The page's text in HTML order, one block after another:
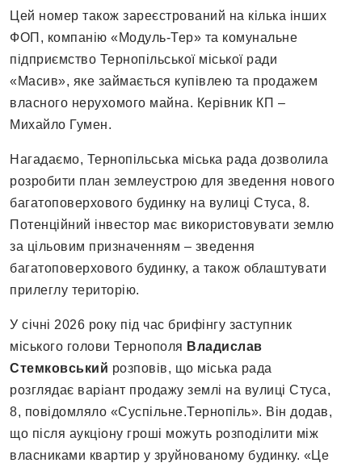
Цей номер також зареєстрований на кілька інших
ФОП, компанію «Модуль-Тер» та комунальне
підприємство Тернопільської міської ради
«Масив», яке займається купівлею та продажем
власного нерухомого майна. Керівник КП –
Михайло Гумен.
Нагадаємо, Тернопільська міська рада дозволила
розробити план землеустрою для зведення нового
багатоповерхового будинку на вулиці Стуса, 8.
Потенційний інвестор має використовувати землю
за цільовим призначенням – зведення
багатоповерхового будинку, а також облаштувати
прилеглу територію.
У січні 2026 року під час брифінгу заступник
міського голови Тернополя Владислав
Стемковський розповів, що міська рада
розглядає варіант продажу землі на вулиці Стуса,
8, повідомляло «Суспільне.Тернопіль». Він додав,
що після аукціону гроші можуть розподілити між
власниками квартир у зруйнованому будинку. «Це